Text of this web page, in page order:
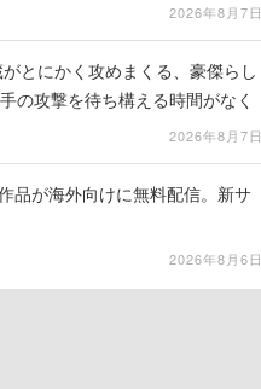
2026年8月7日
とにかく攻めまくる、豪傑らし
の攻撃を待ち構える時間がなく
2026年8月7日
品が海外向けに無料配信。新サ
2026年8月6日